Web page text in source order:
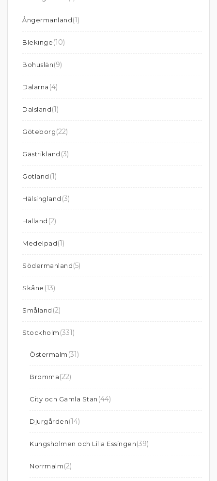
Ångermanland(1)
Blekinge(10)
Bohuslän(9)
Dalarna (4)
Dalsland(1)
Göteborg(22)
Gästrikland (3)
Gotland (1)
Hälsingland (3)
Halland (2)
Medelpad(1)
Södermanland(5)
Skåne (13)
Småland (2)
Stockholm (331)
Östermalm (31)
Bromma(22)
City och Gamla Stan (44)
Djurgården(14)
Kungsholmen och Lilla Essingen(39)
Norrmalm(2)